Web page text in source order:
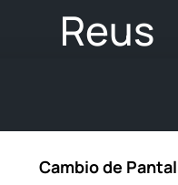
Reus
Cambio de